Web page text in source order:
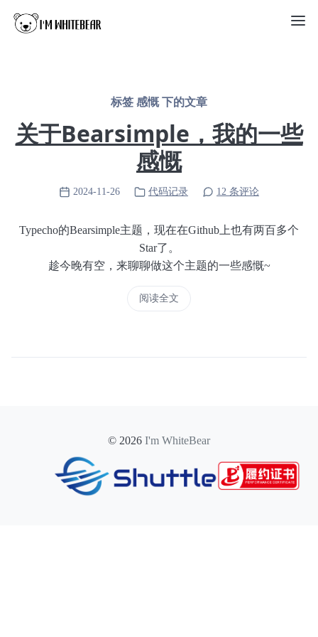
标签 感慨 下的文章
关于Bearsimple，我的一些
感慨
2024-11-26 代码记录 12 条评论
Typecho的Bearsimple主题，现在在Github上也有两百多个
Star了。
趁今晚有空，来聊聊做这个主题的一些感慨~
阅读全文
© 2026 I'm WhiteBear